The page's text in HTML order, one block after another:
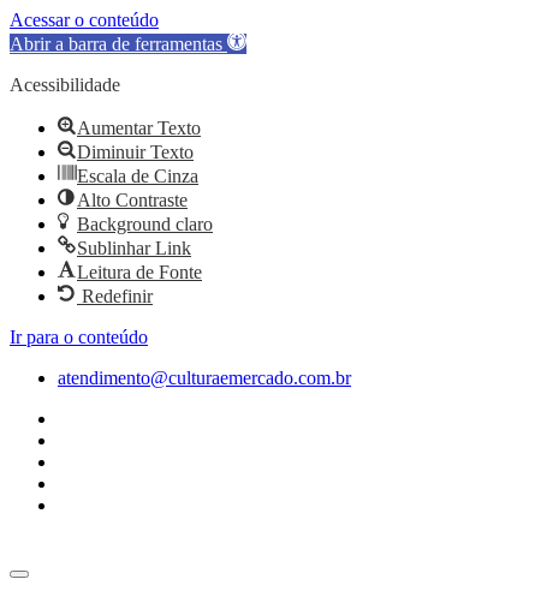
Acessar o conteúdo
Abrir a barra de ferramentas
Acessibilidade
Aumentar Texto
Diminuir Texto
Escala de Cinza
Alto Contraste
Background claro
Sublinhar Link
Leitura de Fonte
Redefinir
Ir para o conteúdo
atendimento@culturaemercado.com.br